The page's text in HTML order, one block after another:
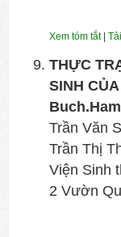
Xem tóm tắt|
THỰC
SINH
Trần Văn
Trần Thị
Viện Sinh
2 Vườn